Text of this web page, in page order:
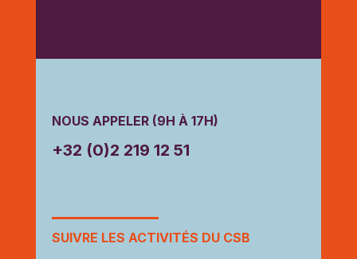
NOUS APPELER (9H À 17H)
+32 (0)2 219 12 51
SUIVRE LES ACTIVITÉS DU CSB